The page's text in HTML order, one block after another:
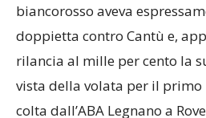
biancorosso aveva
doppietta contro Cantù e,
rilancia al mille per cento la
vista della volata per il primo
colta dall’ABA Legnano a